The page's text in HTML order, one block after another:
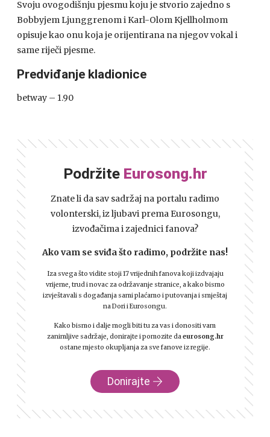
Svoju ovogodišnju pjesmu koju je stvorio zajedno s
Bobbyjem Ljunggrenom i Karl-Olom Kjellholmom
opisuje kao onu koja je orijentirana na njegov vokal i
same riječi pjesme.
Predviđanje kladionice
betway – 1.90
Podržite Eurosong.hr
Znate li da sav sadržaj na portalu radimo
volonterski, iz ljubavi prema Eurosongu,
izvođačima i zajednici fanova?
Ako vam se sviđa što radimo, podržite nas!
Iza svega što vidite stoji 17 vrijednih fanova koji izdvajaju
vrijeme, trud i novac za održavanje stranice, a kako bismo
izvještavali s događanja sami plaćamo i putovanja i smještaj
na Dori i Eurosongu.
Kako bismo i dalje mogli biti tu za vas i donositi vam
zanimljive sadržaje, donirajte i pomozite daeurosong.hr
ostane mjesto okupljanja za sve fanove iz regije.
Donirajte